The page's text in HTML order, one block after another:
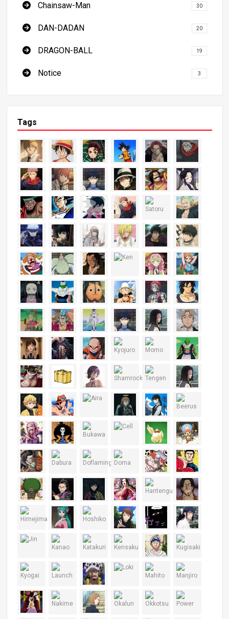
Chainsaw-Man 30
DAN-DADAN 20
DRAGON-BALL 19
Notice 3
Tags